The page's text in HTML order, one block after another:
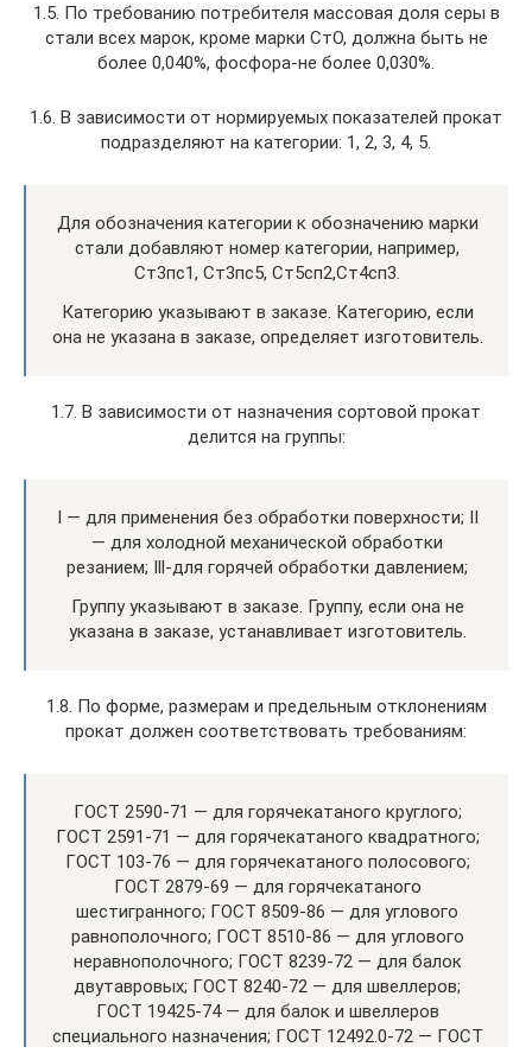
1.5. По требованию потребителя массовая доля серы в
стали всех марок, кроме марки СтО, должна быть не
более 0,040%, фосфора-не более 0,030%.
1.6. В зависимости от нормируемых показателей прокат
подразделяют на категории: 1, 2, 3, 4, 5.
Для обозначения категории к обозначению марки
стали добавляют номер категории, например,
Ст3пс1, Ст3пс5, Ст5сп2,Ст4сп3.
Категорию указывают в заказе. Категорию, если
она не указана в заказе, определяет изготовитель.
1.7. В зависимости от назначения сортовой прокат
делится на группы:
I — для применения без обработки поверхности; II
— для холодной механической обработки
резанием; Ill-для горячей обработки давлением;
Группу указывают в заказе. Группу, если она не
указана в заказе, устанавливает изготовитель.
1.8. По форме, размерам и предельным отклонениям
прокат должен соответствовать требованиям:
ГОСТ 2590-71 — для горячекатаного круглого;
ГОСТ 2591-71 — для горячекатаного квадратного;
ГОСТ 103-76 — для горячекатаного полосового;
ГОСТ 2879-69 — для горячекатаного
шестигранного; ГОСТ 8509-86 — для углового
равнополочного; ГОСТ 8510-86 — для углового
неравнополочного; ГОСТ 8239-72 — для балок
двутавровых; ГОСТ 8240-72 — для швеллеров;
ГОСТ 19425-74 — для балок и швеллеров
специального назначения; ГОСТ 12492.0-72 — ГОСТ